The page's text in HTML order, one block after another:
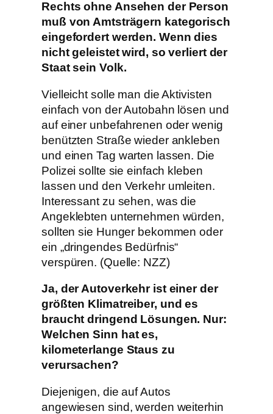
Rechts ohne Ansehen der Person
muß von Amtsträgern kategorisch
eingefordert werden. Wenn dies
nicht geleistet wird, so verliert der
Staat sein Volk.
Vielleicht solle man die Aktivisten
einfach von der Autobahn lösen und
auf einer unbefahrenen oder wenig
benützten Straße wieder ankleben
und einen Tag warten lassen. Die
Polizei sollte sie einfach kleben
lassen und den Verkehr umleiten.
Interessant zu sehen, was die
Angeklebten unternehmen würden,
sollten sie Hunger bekommen oder
ein „dringendes Bedürfnis“
verspüren. (Quelle: NZZ)
Ja, der Autoverkehr ist einer der
größten Klimatreiber, und es
braucht dringend Lösungen. Nur:
Welchen Sinn hat es,
kilometerlange Staus zu
verursachen?
Diejenigen, die auf Autos
angewiesen sind, werden weiterhin